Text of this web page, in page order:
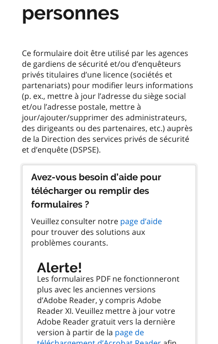
personnes
Ce formulaire doit être utilisé par les agences
de gardiens de sécurité et/ou d’enquêteurs
privés titulaires d’une licence (sociétés et
partenariats) pour modifier leurs informations
(p. ex., mettre à jour l’adresse du siège social
et/ou l’adresse postale, mettre à
jour/ajouter/supprimer des administrateurs,
des dirigeants ou des partenaires, etc.) auprès
de la Direction des services privés de sécurité
Avez-vous besoin d’aide pour
télécharger ou remplir des
formulaires ?
Veuillez consulter notre page d’aide
pour trouver des solutions aux
problèmes courants.
Alerte!
Les formulaires PDF ne fonctionneront
plus avec les anciennes versions
d’Adobe Reader, y compris Adobe
Reader XI. Veuillez mettre à jour votre
Adobe Reader gratuit vers la dernière
version à partir de la page de